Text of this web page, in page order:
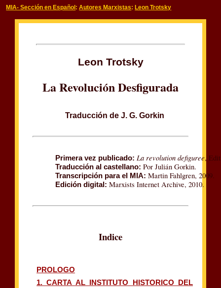
MIA- Sección en Español :Autores Marxistas: Leon Trotsky
Leon Trotsky
La Revolución Desfigurada
Traducción de J. G. Gorkin
Primera vez publicado: La revolution defiguree,
Traducción al castellano: Por Julián Gorkin.
Transcripción para el MIA: Martin Fahlgren, 2009.
Edición digital: Marxists Internet Archive, 2010.
Indice
PROLOGO
1. CARTA AL INSTITUTO HISTORICO DEL